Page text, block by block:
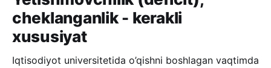
cheklanganlik - kerakli
xususiyat
Iqtisodiyot universitetida o’qishni boshlagan vaqtimda